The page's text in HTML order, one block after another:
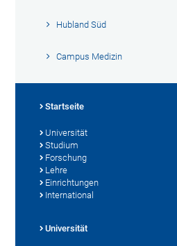
Hubland Süd
Campus Medizin
Startseite
Universität
Studium
Forschung
Lehre
Einrichtungen
International
Universität